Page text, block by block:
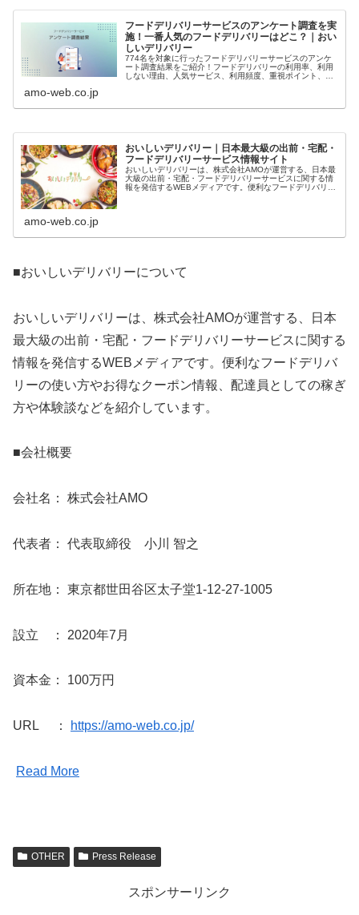
フードデリバリーサービスのアンケート調査を実
施！一番人気のフードデリバリーはどこ？｜おい
しいデリバリー
774名を対象に行ったフードデリバリーサービスのアンケ
ート調査結果をご紹介！フードデリバリーの利用率、利用
しない理由、人気サービス、利用頻度、重視ポイント、満
amo-web.co.jp
おいしいデリバリー｜日本最大級の出前・宅配・
フードデリバリーサービス情報サイト
おいしいデリバリーは、株式会社AMOが運営する、日本最
大級の出前・宅配・フードデリバリーサービスに関する情
報を発信するWEBメディアです。便利なフードデリバリー
amo-web.co.jp
■おいしいデリバリーについて
おいしいデリバリーは、株式会社AMOが運営する、日本
最大級の出前・宅配・フードデリバリーサービスに関する
情報を発信するWEBメディアです。便利なフードデリバ
リーの使い方やお得なクーポン情報、配達員としての稼ぎ
方や体験談などを紹介しています。
■会社概要
会社名： 株式会社AMO
代表者： 代表取締役 小川 智之
所在地： 東京都世田谷区太子堂1-12-27-1005
設立 ： 2020年7月
資本金： 100万円
URL ： https://amo-web.co.jp/
Read More
OTHER Press Release
スポンサーリンク